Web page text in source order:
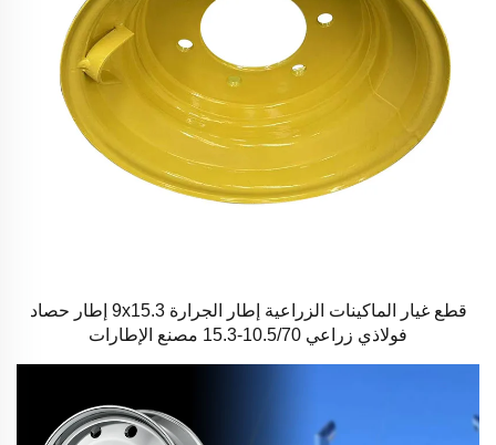
قطع غيار الماكينات الزراعية إطار الجرارة 9x15.3 إطار حصاد
فولاذي زراعي 10.5/70-15.3 مصنع الإطارات